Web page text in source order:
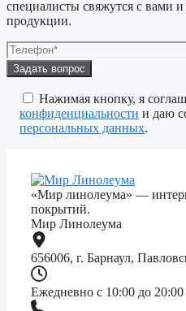
специалисты свяжутся с вами
продукции.
Оставьте
это
поле
пустым.
Нажимая кнопку, я
конфиденциальности и даю
персональных данных.
«Мир линолеума» —
покрытий.
Мир Линолеума
656006, г. Барнаул,
Ежедневно с 10:00 до 20:00